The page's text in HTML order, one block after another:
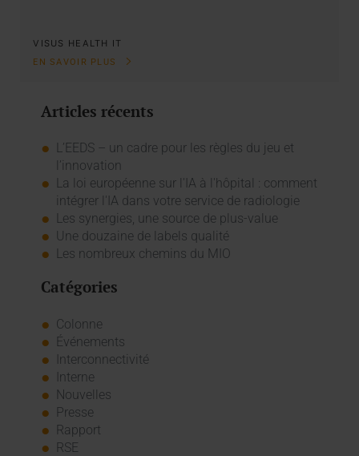
VISUS HEALTH IT
EN SAVOIR PLUS
Articles récents
L’EEDS – un cadre pour les règles du jeu et
l’innovation
La loi européenne sur l'IA à l'hôpital : comment
intégrer l'IA dans votre service de radiologie
Les synergies, une source de plus-value
Une douzaine de labels qualité
Les nombreux chemins du MIO
Catégories
Colonne
Événements
Interconnectivité
Interne
Nouvelles
Presse
Rapport
RSE